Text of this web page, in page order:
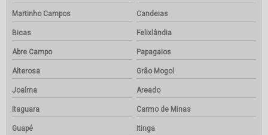
Martinho Campos Candeias
Bicas Felixlândia
Abre Campo Papagaios
Alterosa Grão Mogol
Joaíma Areado
Itaguara Carmo de Minas
Guapé Itinga